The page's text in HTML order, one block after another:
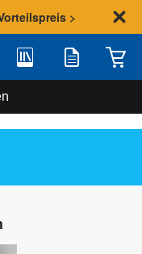
>
Bibliothek Merkliste